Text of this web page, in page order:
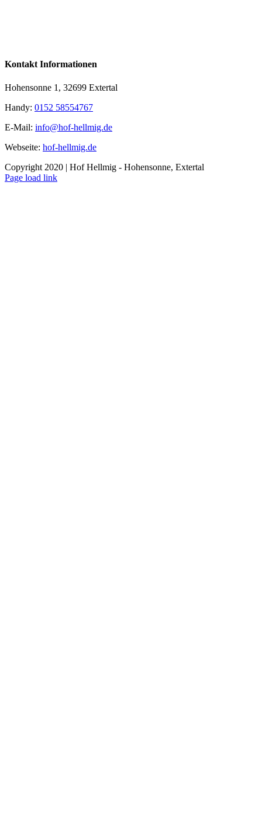
Kontakt Informationen
Hohensonne 1, 32699 Extertal
Handy: 0152 58554767
E-Mail: info@hof-hellmig.de
Webseite: hof-hellmig.de
Copyright 2020 | Hof Hellmig - Hohensonne, Extertal
Facebook
Page load link